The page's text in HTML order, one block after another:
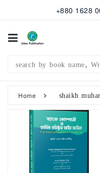
+880 1628
Categories
Publication
Office
Stationary
Combo
Offers
Home shaikh